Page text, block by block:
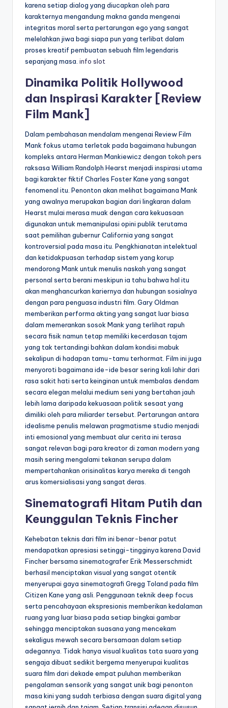
karena setiap dialog yang diucapkan oleh para
karakternya mengandung makna ganda mengenai
integritas moral serta pertarungan ego yang sangat
melelahkan jiwa bagi siapa pun yang terlibat dalam
proses kreatif pembuatan sebuah film legendaris
sepanjang masa. info slot
Dinamika Politik Hollywood
dan Inspirasi Karakter [Review
Film Mank]
Dalam pembahasan mendalam mengenai Review Film
Mank fokus utama terletak pada bagaimana hubungan
kompleks antara Herman Mankiewicz dengan tokoh pers
raksasa William Randolph Hearst menjadi inspirasi utama
bagi karakter fiktif Charles Foster Kane yang sangat
fenomenal itu. Penonton akan melihat bagaimana Mank
yang awalnya merupakan bagian dari lingkaran dalam
Hearst mulai merasa muak dengan cara kekuasaan
digunakan untuk memanipulasi opini publik terutama
saat pemilihan gubernur California yang sangat
kontroversial pada masa itu. Pengkhianatan intelektual
dan ketidakpuasan terhadap sistem yang korup
mendorong Mank untuk menulis naskah yang sangat
personal serta berani meskipun ia tahu bahwa hal itu
akan menghancurkan kariernya dan hubungan sosialnya
dengan para penguasa industri film. Gary Oldman
memberikan performa akting yang sangat luar biasa
dalam memerankan sosok Mank yang terlihat rapuh
secara fisik namun tetap memiliki kecerdasan tajam
yang tak tertandingi bahkan dalam kondisi mabuk
sekalipun di hadapan tamu-tamu terhormat. Film ini juga
menyoroti bagaimana ide-ide besar sering kali lahir dari
rasa sakit hati serta keinginan untuk membalas dendam
secara elegan melalui medium seni yang bertahan jauh
lebih lama daripada kekuasaan politik sesaat yang
dimiliki oleh para miliarder tersebut. Pertarungan antara
idealisme penulis melawan pragmatisme studio menjadi
inti emosional yang membuat alur cerita ini terasa
sangat relevan bagi para kreator di zaman modern yang
masih sering mengalami tekanan serupa dalam
mempertahankan orisinalitas karya mereka di tengah
arus komersialisasi yang sangat deras.
Sinematografi Hitam Putih dan
Keunggulan Teknis Fincher
Kehebatan teknis dari film ini benar-benar patut
mendapatkan apresiasi setinggi-tingginya karena David
Fincher bersama sinematografer Erik Messerschmidt
berhasil menciptakan visual yang sangat otentik
menyerupai gaya sinematografi Gregg Toland pada film
Citizen Kane yang asli. Penggunaan teknik deep focus
serta pencahayaan ekspresionis memberikan kedalaman
ruang yang luar biasa pada setiap bingkai gambar
sehingga menciptakan suasana yang mencekam
sekaligus mewah secara bersamaan dalam setiap
adegannya. Tidak hanya visual kualitas tata suara yang
sengaja dibuat sedikit bergema menyerupai kualitas
suara film dari dekade empat puluhan memberikan
pengalaman sensorik yang sangat unik bagi penonton
masa kini yang sudah terbiasa dengan suara digital yang